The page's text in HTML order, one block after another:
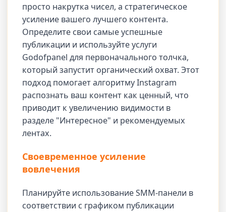
просто накрутка чисел, а стратегическое
усиление вашего лучшего контента.
Определите свои самые успешные
публикации и используйте услуги
Godofpanel для первоначального толчка,
который запустит органический охват. Этот
подход помогает алгоритму Instagram
распознать ваш контент как ценный, что
приводит к увеличению видимости в
разделе "Интересное" и рекомендуемых
лентах.
Своевременное усиление
вовлечения
Планируйте использование SMM-панели в
соответствии с графиком публикации